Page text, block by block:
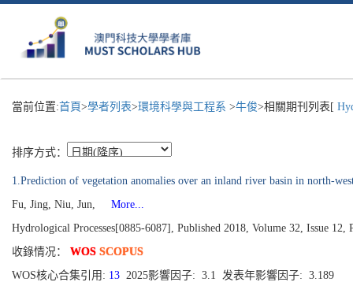
當前位置:首頁>學者列表>環境科學與工程系 >牛俊>相關期刊列表[
排序方式：
1.Prediction of vegetation anomalies over an inland river basin in north-
Fu, Jing, Niu, Jun,
More...
Hydrological Processes[0885-6087], Published 2018, Volume 32, Issue 12,
收錄情况： WOS SCOPUS
WOS核心合集引用: 13 2025影響因子: 3.1 发表年影響因子: 3.189